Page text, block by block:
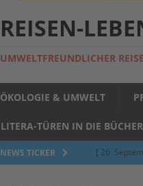
REISEN-
UMWELTFREUNDLICHER
ÖKOLOGIE & UMWELT
LITERA-TÜREN IN DIE
NEWS TICKER [ 26.